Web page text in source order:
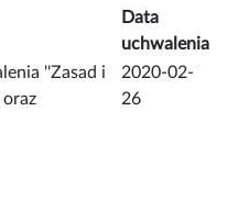
Data
uchwalenia
''Zasad i
2020-02-
26